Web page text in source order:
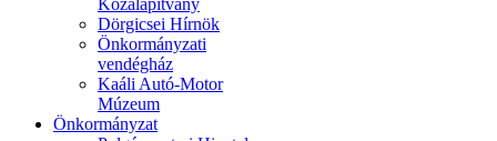
Közalapítvány
Dörgicsei Hírnök
Önkormányzati
vendégház
Kaáli Autó-Motor
Múzeum
Önkormányzat